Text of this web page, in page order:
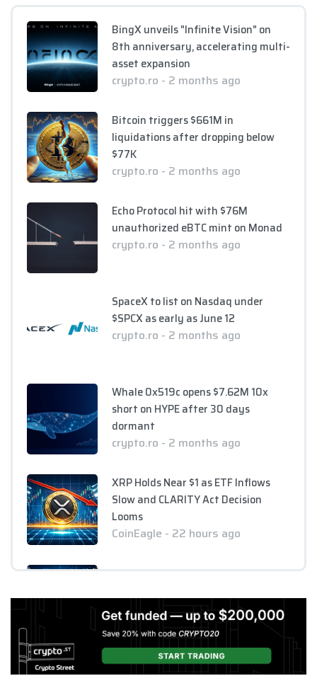
BingX unveils "Infinite Vision" on
8th anniversary, accelerating multi-
asset expansion
crypto.ro - 2 months ago
Bitcoin triggers $661M in
liquidations after dropping below
$77K
crypto.ro - 2 months ago
Echo Protocol hit with $76M
unauthorized eBTC mint on Monad
crypto.ro - 2 months ago
SpaceX to list on Nasdaq under
$SPCX as early as June 12
crypto.ro - 2 months ago
Whale 0x519c opens $7.62M 10x
short on HYPE after 30 days
dormant
crypto.ro - 2 months ago
XRP Holds Near $1 as ETF Inflows
Slow and CLARITY Act Decision
Looms
CoinEagle - 22 hours ago
390 Repositories
CoinEagle - 22 hours ago
GPU Debt Imbalances May Spark